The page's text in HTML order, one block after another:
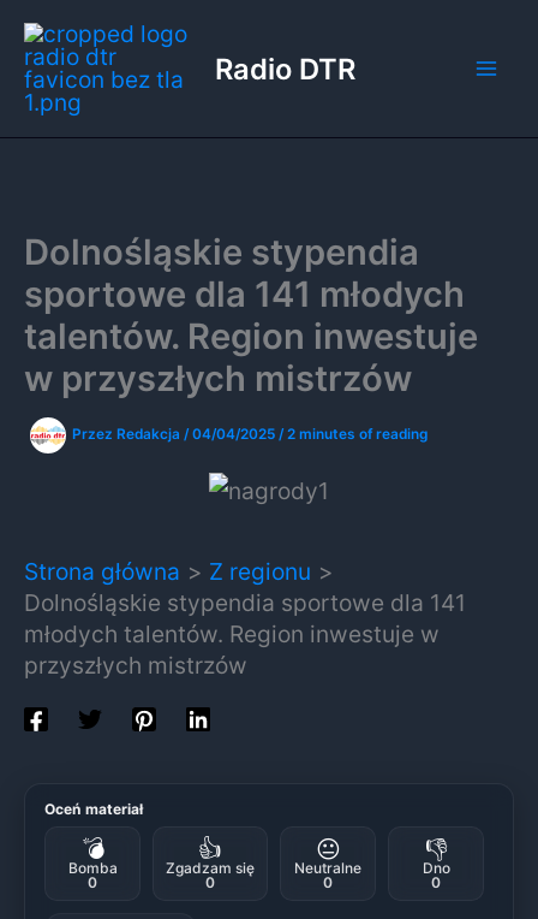
Przejdź
do
treści
Radio DTR
Dolnośląskie stypendia
sportowe dla 141 młodych
talentów. Region inwestuje
w przyszłych mistrzów
Przez Redakcja /04/04/2025 /2 minutes of reading
Strona główna
Z regionu
Dolnośląskie stypendia sportowe dla 141
młodych talentów. Region inwestuje w
przyszłych mistrzów
Oceń materiał
💣
Bomba
0
👍
Zgadzam się
0
😐
Neutralne
0
👎
Dno
0